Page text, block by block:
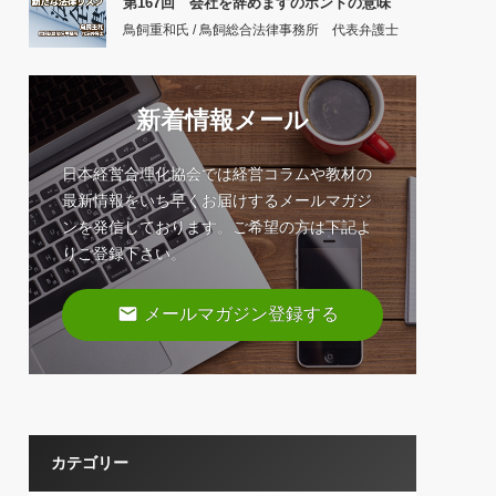
鳥飼重和氏 / 鳥飼総合法律事務所 代表弁護士
新着情報メール
日本経営合理化協会では経営コラムや教材の
最新情報をいち早くお届けするメールマガジ
ンを発信しております。ご希望の方は下記よ
りご登録下さい。
email メールマガジン登録する
カテゴリー